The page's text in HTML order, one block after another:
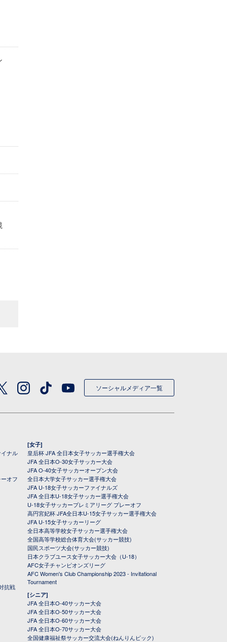
ソーシャルメディア一覧
ナル
オフ
抗戦
[女子]
皇后杯 JFA 全日本女子サッカー選手権大会
JFA 全日本O-30女子サッカー大会
JFA O-40女子サッカーオープン大会
全日本大学女子サッカー選手権大会
JFA U-18女子サッカーファイナルズ
JFA 全日本U-18女子サッカー選手権大会
U-18女子サッカープレミアリーグ プレーオフ
高円宮妃杯 JFA全日本U-15女子サッカー選手権大会
JFA U-15女子サッカーリーグ
全日本高等学校女子サッカー選手権大会
全国高等学校総合体育大会(サッカー競技)
国民スポーツ大会(サッカー競技)
日本クラブユース女子サッカー大会（U-18）
AFC女子チャンピオンズリーグ
AFC Women's Club Championship 2023 - Invitational
Tournament
[シニア]
JFA 全日本O-40サッカー大会
JFA 全日本O-50サッカー大会
JFA 全日本O-60サッカー大会
JFA 全日本O-70サッカー大会
全国健康福祉祭サッカー交流大会(ねんりんピック)